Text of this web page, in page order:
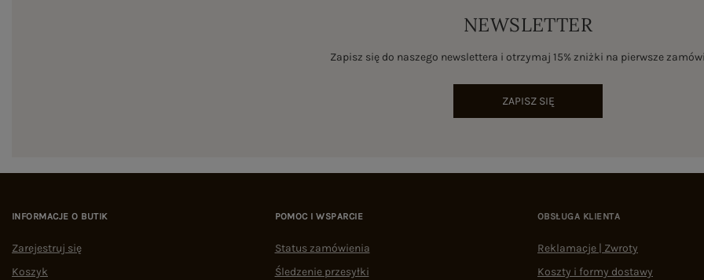
NEWSLETTER
Zapisz się do naszego newslettera i otrzymaj 15% zniżki na pierwsze
ZAPISZ SIĘ
INFORMACJE O BUTIK
Zarejestruj się
Koszyk
POMOC I WSPARCIE
Status zamówienia
Śledzenie przesyłki
OBSŁUGA KLIENTA
Reklamacje | Zwroty
Koszty i formy dostawy